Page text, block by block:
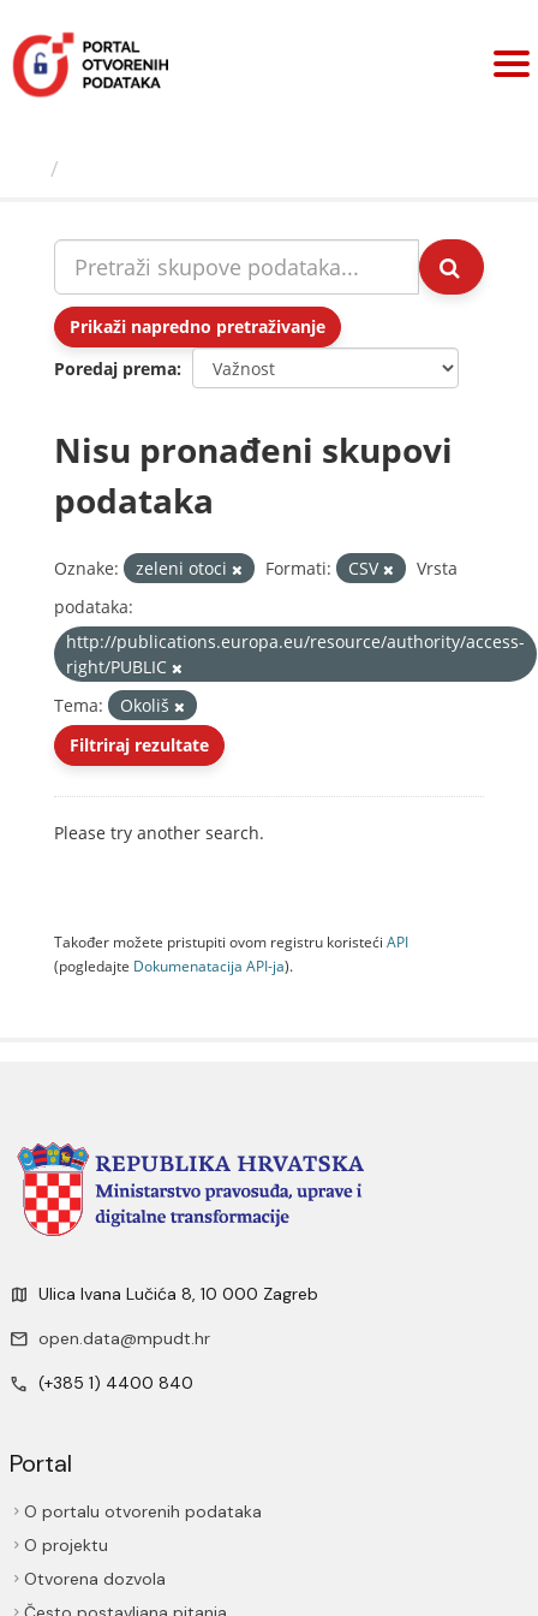
sadržaj
Prikaži napredno pretraživanje
Poredaj prema
Nisu pronađeni skupovi
podataka
Oznake: zeleni otoci Formati: CSV
Vrsta
podataka:
http://publications.europa.eu/resource/authority/access-
right/PUBLIC
Tema:
Okoliš
Filtriraj rezultate
Please try another search.
Također možete pristupiti ovom registru koristeći API
(pogledajte Dokumenаtаcijа API-jа).